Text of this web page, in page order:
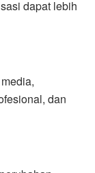
dapat lebih
dan